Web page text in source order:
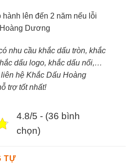
lên đến 2 năm nếu lỗi
Dương
nhu cầu khắc dấu tròn, khắc
dấu logo, khắc dấu nổi,…
hệ Khắc Dấu Hoàng
trợ tốt nhất!
4.8/5 - (36 bình
chọn)
TỰ